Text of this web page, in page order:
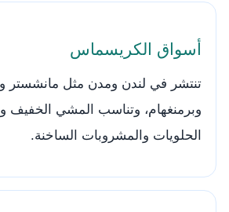
أسواق الكريسماس
تنتشر في لندن ومدن مثل مانشستر
وبرمنغهام، وتناسب المشي الخفيف
الحلويات والمشروبات الساخنة.